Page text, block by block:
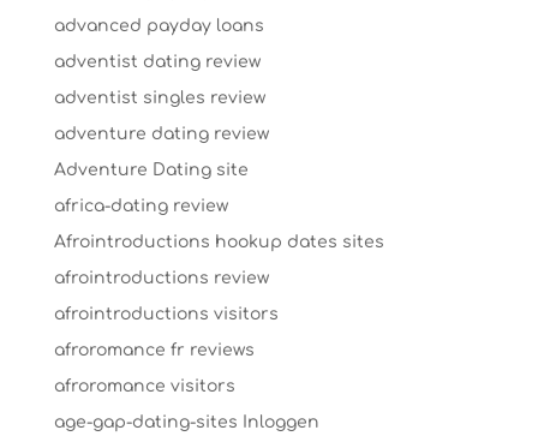
advanced payday loans
adventist dating review
adventist singles review
adventure dating review
Adventure Dating site
africa-dating review
Afrointroductions hookup dates sites
afrointroductions review
afrointroductions visitors
afroromance fr reviews
afroromance visitors
age-gap-dating-sites Inloggen